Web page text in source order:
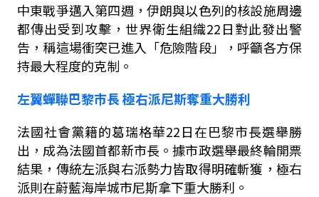
中東戰爭邁入第四週，伊朗與以色列的核設施周邊
都傳出受到攻擊，世界衛生組織22日對此發出警
告，稱這場衝突已進入「危險階段」，呼籲各方保
持最大程度的克制。
左翼蟬聯巴黎市長極右派尼斯奪重大勝利
法國社會黨籍的葛瑞格華22日在巴黎市長選舉勝
出，成為法國首都新市長。據市政選舉最終輪開票
結果，傳統左派與右派勢力皆取得明確斬獲，極右
派則在蔚藍海岸城市尼斯拿下重大勝利。